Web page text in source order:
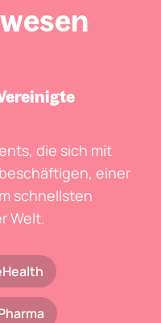
die sich mit
einer
schnellsten
Welt.